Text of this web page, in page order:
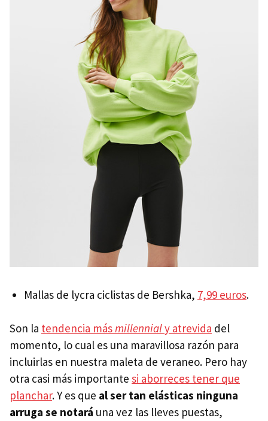
Mallas de lycra ciclistas de Bershka, 7,99 euros.
Son la tendencia másmillennialy atrevida del
momento, lo cual es una maravillosa razón para
incluirlas en nuestra maleta de veraneo. Pero hay
otra casi más importante si aborreces tener que
planchar. Y es que al ser tan elásticas ninguna
arruga se notará una vez las lleves puestas,